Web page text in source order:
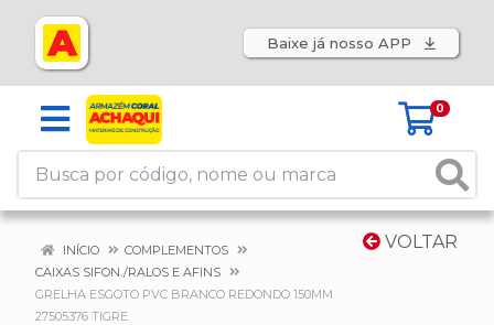
Baixe já nosso APP
0
VOLTAR
INÍCIO
COMPLEMENTOS
CAIXAS SIFON./RALOS E AFINS
GRELHA ESGOTO PVC BRANCO REDONDO 150MM
27505376 TIGRE